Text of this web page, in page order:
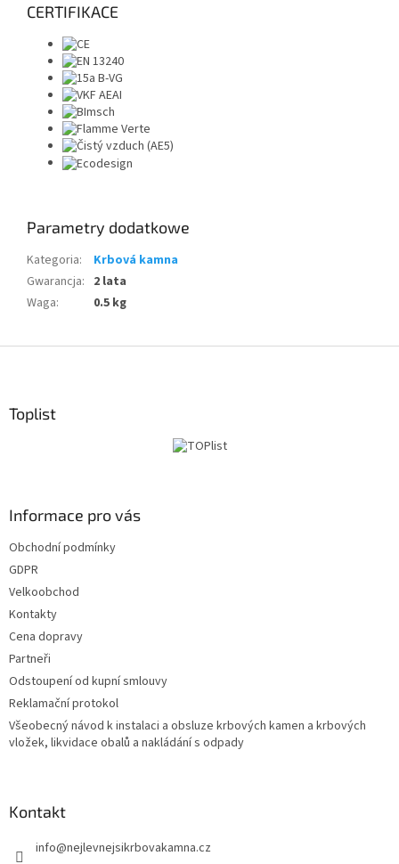
CERTIFIKACE
Parametry dodatkowe
Kategoria:
Krbová kamna
Gwarancja: 2 lata
Waga: 0.5 kg
pToplist
Informace pro vás
Obchodní podmínky
GDPR
Velkoobchod
Kontakty
Cena dopravy
Partneři
Odstoupení od kupní smlouvy
Reklamační protokol
Všeobecný návod k instalaci a obsluze krbových kamen a krbových
vložek, likvidace obalů a nakládání s odpady
Kontakt
info@nejlevnejsikrbovakamna.cz